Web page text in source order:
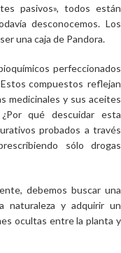
pasivos», todos están
desconocemos. Los
una caja de Pandora.
perfeccionados
Estos compuestos reflejan
medicinales y sus aceites
qué descuidar esta
probados a través
sólo drogas
debemos buscar una
naturaleza y adquirir un
ocultas entre la planta y